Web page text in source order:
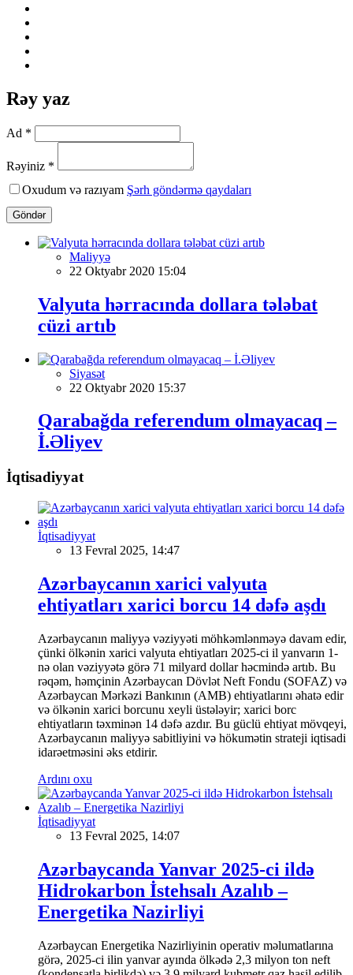
Rəy yaz
Ad *
Rəyiniz *
Oxudum və razıyam Şərh göndərmə qaydaları
Göndər
Maliyyə
22 Oktyabr 2020 15:04
Valyuta hərracında dollara tələbat
cüzi artıb
Siyasət
22 Oktyabr 2020 15:37
Qarabağda referendum olmayacaq –
İ.Əliyev
İqtisadiyyat
İqtisadiyyat
13 Fevral 2025, 14:47
Azərbaycanın xarici valyuta
ehtiyatları xarici borcu 14 dəfə aşdı
Azərbaycanın maliyyə vəziyyəti möhkəmlənməyə davam edir,
çünki ölkənin xarici valyuta ehtiyatları 2025-ci il yanvarın 1-
nə olan vəziyyətə görə 71 milyard dollar həcmində artıb. Bu
rəqəm, həmçinin Azərbaycan Dövlət Neft Fondu (SOFAZ) və
Azərbaycan Mərkəzi Bankının (AMB) ehtiyatlarını əhatə edir
və ölkənin xarici borcunu xeyli üstələyir; xarici borc
ehtiyatların təxminən 14 dəfə azdır. Bu güclü ehtiyat mövqeyi,
Azərbaycanın maliyyə sabitliyini və hökumətin strateji iqtisadi
idarəetməsini əks etdirir.
Ardını oxu
İqtisadiyyat
13 Fevral 2025, 14:07
Azərbaycanda Yanvar 2025-ci ildə
Hidrokarbon İstehsalı Azalıb –
Energetika Nazirliyi
Azərbaycan Energetika Nazirliyinin operativ məlumatlarına
görə, 2025-ci ilin yanvar ayında ölkədə 2,3 milyon ton neft